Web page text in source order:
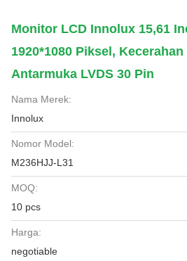
Monitor LCD Innolux 15,61
1920*1080 Piksel, Kecerahan
Antarmuka LVDS 30 Pin
Nama Merek:
Innolux
Nomor Model:
M236HJJ-L31
MOQ:
10 pcs
Harga:
negotiable